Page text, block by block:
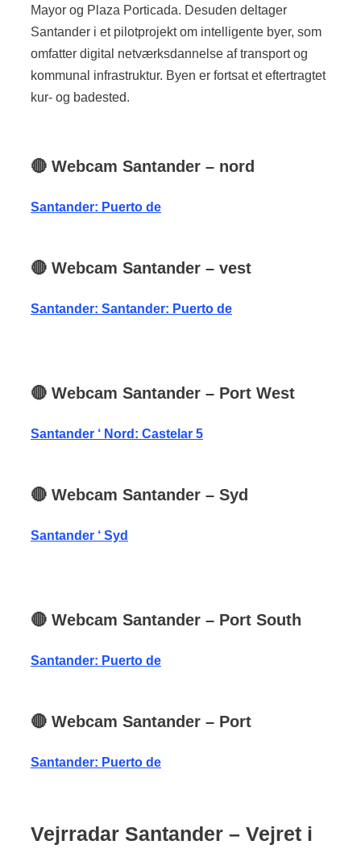
Mayor og Plaza Porticada. Desuden deltager
Santander i et pilotprojekt om intelligente byer, som
omfatter digital netværksdannelse af transport og
kommunal infrastruktur. Byen er fortsat et eftertragtet
kur- og badested.
🔴 Webcam Santander – nord
Santander: Puerto de
🔴 Webcam Santander – vest
Santander: Santander: Puerto de
🔴 Webcam Santander – Port West
Santander ‘ Nord: Castelar 5
🔴 Webcam Santander – Syd
Santander ‘ Syd
🔴 Webcam Santander – Port South
Santander: Puerto de
🔴 Webcam Santander – Port
Santander: Puerto de
Vejrradar Santander – Vejret i